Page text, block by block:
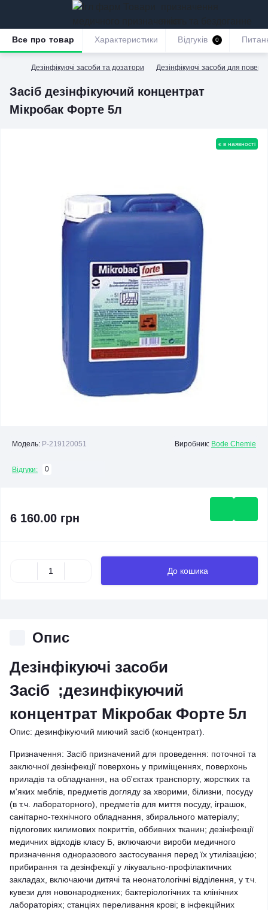
обслуговування
Дезінфікуючі засоби та дозатори Дезінфікуючі засоби для
Засіб дезінфікуючий концентрат
Мікробак Форте 5л
Все про товар Характеристики Відгуків 0
є в наявності
Модель: P-219120051 Виробник: Bode Chemie
Відгуки: 0
6 160.00 грн
До кошика
Опис
Дезінфікуючі засоби
Засіб ;дезинфікуючий
концентрат Мікробак Форте 5л
Опис: дезинфікуючий миючий засіб (концентрат).
Призначення: Засіб призначений для проведення: поточної та
заключної дезінфекції поверхонь у приміщеннях, поверхонь
приладів та обладнання, на об'єктах транспорту, жорстких та
м'яких меблів, предметів догляду за хворими, білизни, посуду
(в т.ч. лабораторного), предметів для миття посуду, іграшок,
санітарно-технічного обладнання, збирального матеріалу;
підлогових килимових покриттів, оббивних тканин; дезінфекції
медичних відходів класу Б, включаючи вироби медичного
призначення одноразового застосування перед їх утилізацією;
прибирання та дезінфекції у лікувально-профілактичних
закладах, включаючи дитячі та неонатологічні відділення, у т.ч.
кувези для новонароджених; бактеріологічних та клінічних
лабораторіях; станціях переливання крові; в інфекційних